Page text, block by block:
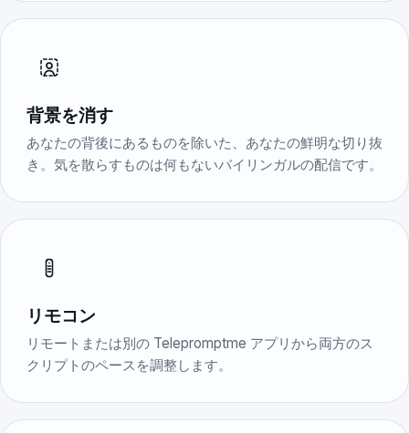
背景を消す
あなたの背後にあるものを除いた、あなたの鮮明な切り抜
き。気を散らすものは何もないバイリンガルの配信です。
リモコン
リモートまたは別の Telepromptme アプリから両方のス
クリプトのペースを調整します。